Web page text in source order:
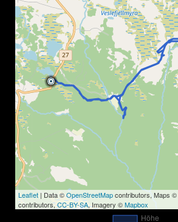
Leaflet | Data ©OpenStreetMapcontributors, Maps ©
contributors,CC-BY-SA, Imagery ©Mapbox